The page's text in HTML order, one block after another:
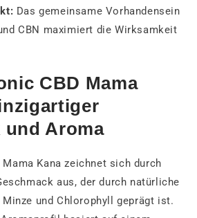
Das gemeinsame Vorhandensein
CBN maximiert die Wirksamkeit
CBD Mama
und Aroma
Mama Kana zeichnet sich durch
aus, der durch natürliche
und Chlorophyll geprägt ist.